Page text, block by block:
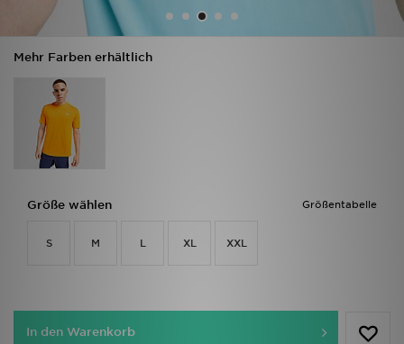
Mehr Farben erhältlich
Größentabelle
Größe wählen
S M L XL XXL
In den Warenkorb
Meine Nachrichten
Bestellverfolgung
Hilfe & Kontakt
Trending Styles